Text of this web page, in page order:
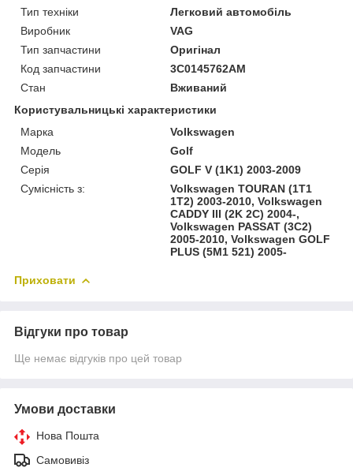
Тип техніки
Легковий автомобіль
Виробник
VAG
Тип запчастини
Оригінал
Код запчастини
3C0145762AM
Стан
Вживаний
Користувальницькі характеристики
Марка
Volkswagen
Модель
Golf
Серія
GOLF V (1K1) 2003-2009
Сумісність з:
Volkswagen TOURAN (1T1
1T2) 2003-2010, Volkswagen
CADDY III (2K 2C) 2004-,
Volkswagen PASSAT (3C2)
2005-2010, Volkswagen GOLF
PLUS (5M1 521) 2005-
Приховати
Відгуки про товар
Ще немає відгуків про цей товар
Умови доставки
Нова Пошта
Самовивіз